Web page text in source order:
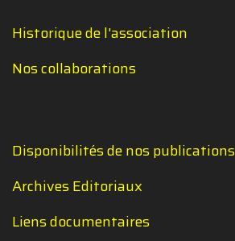
Historique de l'association
Nos collaborations
Disponibilités de nos publications
Archives Editoriaux
Liens documentaires